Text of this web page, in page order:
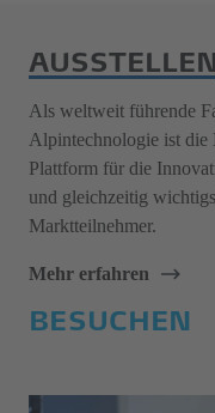
AUSSTELLEN
Als weltweit führende
Alpintechnologie ist die
Plattform für die
und gleichzeitig
Marktteilnehmer.
Mehr erfahren
BESUCHEN